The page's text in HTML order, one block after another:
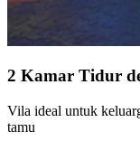
2 Kamar Tidur
Vila ideal untuk
tamu